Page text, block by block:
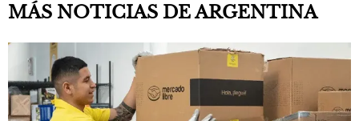
MÁS NOTICIAS DE ARGENTINA